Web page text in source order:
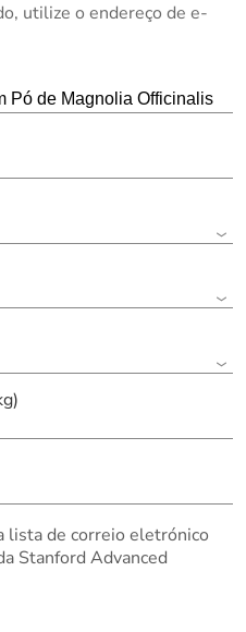
utilize o endereço de e-
lista de correio eletrónico
Stanford Advanced